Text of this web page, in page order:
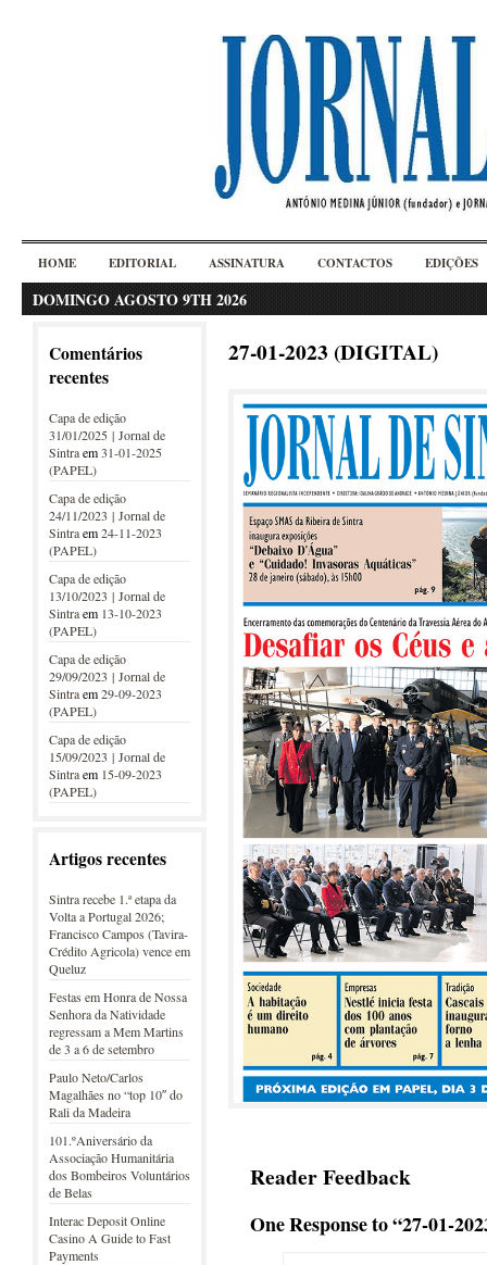
HOME EDITORIAL ASSINATURA CONTACTOS EDIÇÕES
DOMINGO AGOSTO 9TH 2026
Comentários
recentes
Capa de edição
31/01/2025 | Jornal de
Sintraem31-01-2025
(PAPEL)
Capa de edição
24/11/2023 | Jornal de
Sintraem24-11-2023
(PAPEL)
Capa de edição
13/10/2023 | Jornal de
Sintraem 13-10-2023
(PAPEL)
Capa de edição
29/09/2023 | Jornal de
Sintraem29-09-2023
(PAPEL)
Capa de edição
15/09/2023 | Jornal de
Sintraem 15-09-2023
(PAPEL)
Artigos recentes
Sintra recebe 1.ª etapa da
Volta a Portugal 2026;
Francisco Campos (Tavira-
Crédito Agricola) vence em
Queluz
Festas em Honra de Nossa
Senhora da Natividade
regressam a Mem Martins
de 3 a 6 de setembro
Paulo Neto/Carlos
Magalhães no “top 10″ do
Rali da Madeira
101.ºAniversário da
Associação Humanitária
dos Bombeiros Voluntários
de Belas
Interac Deposit Online
Casino A Guide to Fast
Payments
27-01-2023 (DIGITAL)
Reader Feedback
One Response to “27-01-